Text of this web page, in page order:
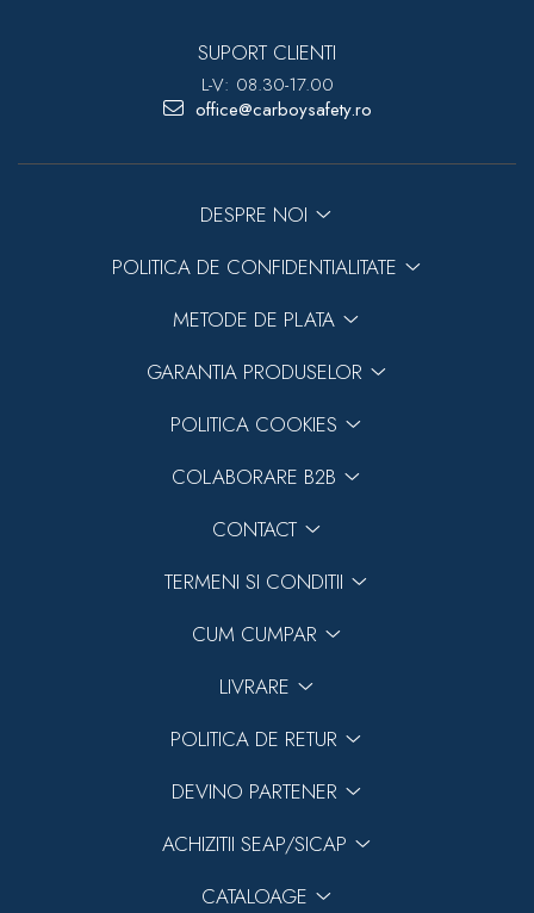
SUPORT CLIENTI
L-V: 08.30-17.00
office@carboysafety.ro
DESPRE NOI
POLITICA DE CONFIDENTIALITATE
METODE DE PLATA
GARANTIA PRODUSELOR
POLITICA COOKIES
COLABORARE B2B
CONTACT
TERMENI SI CONDITII
CUM CUMPAR
LIVRARE
POLITICA DE RETUR
DEVINO PARTENER
ACHIZITII SEAP/SICAP
CATALOAGE